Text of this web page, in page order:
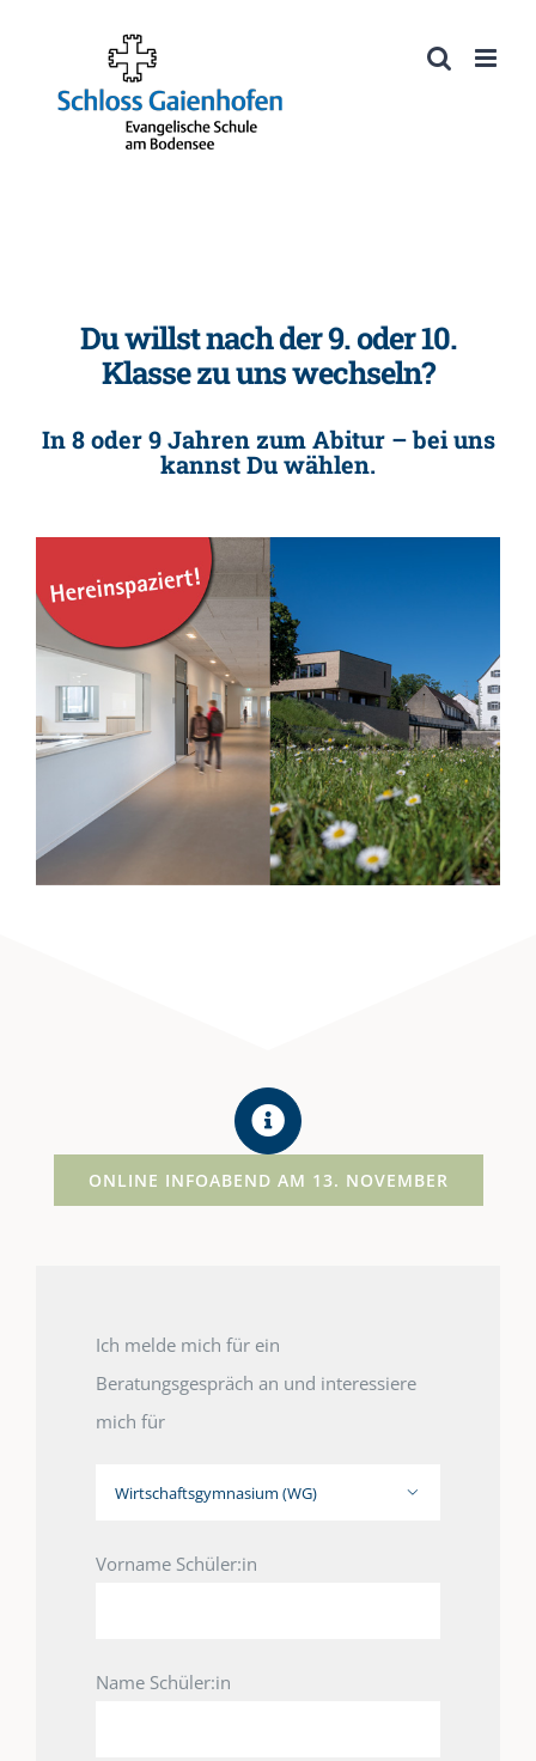
Werkzeugleiste öffnen
springen
Du willst nach der 9. oder 10.
Klasse zu uns wechseln?
In 8 oder 9 Jahren zum Abitur – bei uns
kannst Du wählen.
ONLINE INFOABEND AM 13. NOVEMBER
Ich melde mich für ein
Beratungsgespräch an und interessiere
mich für

Vorname Schüler:in
Name Schüler:in